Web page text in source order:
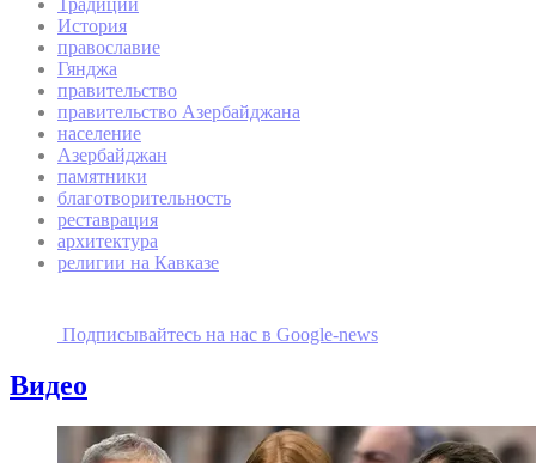
Традиции
История
православие
Гянджа
правительство
правительство Азербайджана
население
Азербайджан
памятники
благотворительность
реставрация
архитектура
религии на Кавказе
Подписывайтесь на наc в Google-news
Видео